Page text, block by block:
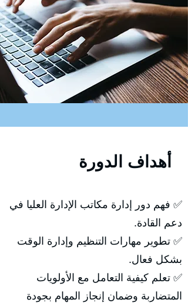
✅ فهم دور إدارة مكاتب الإدارة العليا في
دعم القادة.
✅ تطوير مهارات التنظيم وإدارة الوقت
بشكل فعال.
✅ تعلم كيفية التعامل مع الأولويات
المتضاربة وضمان إنجاز المهام بجودة